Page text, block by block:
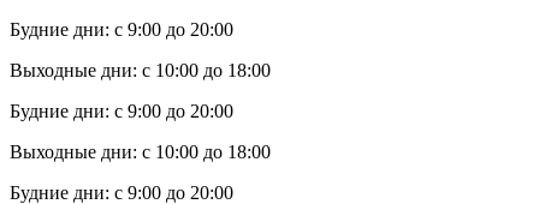
Будние дни: с 9:00 до 20:00
Выходные дни: с 10:00 до 18:00
Будние дни: с 9:00 до 20:00
Выходные дни: с 10:00 до 18:00
Будние дни: с 9:00 до 20:00